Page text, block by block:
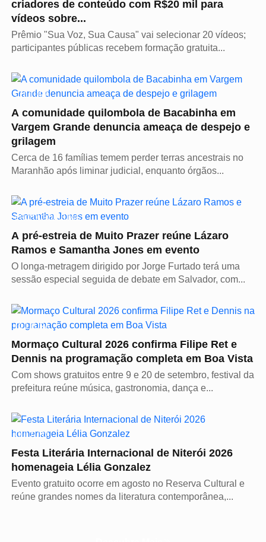
criadores de conteúdo com R$20 mil para
vídeos sobre...
Prêmio "Sua Voz, Sua Causa" vai selecionar 20 vídeos;
participantes públicas recebem formação gratuita...
CULTURA
A comunidade quilombola de Bacabinha em
Vargem Grande denuncia ameaça de despejo e
grilagem
Cerca de 16 famílias temem perder terras ancestrais no
Maranhão após liminar judicial, enquanto órgãos...
PROTAGONISTAS
A pré-estreia de Muito Prazer reúne Lázaro
Ramos e Samantha Jones em evento
O longa-metragem dirigido por Jorge Furtado terá uma
sessão especial seguida de debate em Salvador, com...
CULTURA
Mormaço Cultural 2026 confirma Filipe Ret e
Dennis na programação completa em Boa Vista
Com shows gratuitos entre 9 e 20 de setembro, festival da
prefeitura reúne música, gastronomia, dança e...
CULTURA
Festa Literária Internacional de Niterói 2026
homenageia Lélia Gonzalez
Evento gratuito ocorre em agosto no Reserva Cultural e
reúne grandes nomes da literatura contemporânea,...